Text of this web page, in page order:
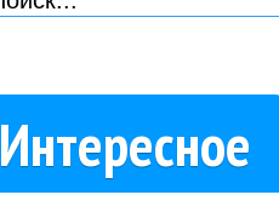
Интересное